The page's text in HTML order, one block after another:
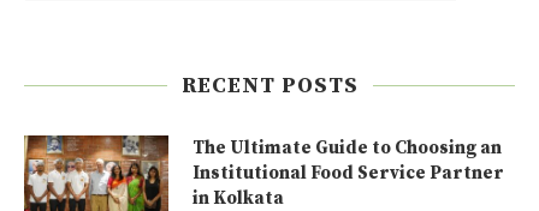
RECENT POSTS
The Ultimate Guide to Choosing an
Institutional Food Service Partner
in Kolkata